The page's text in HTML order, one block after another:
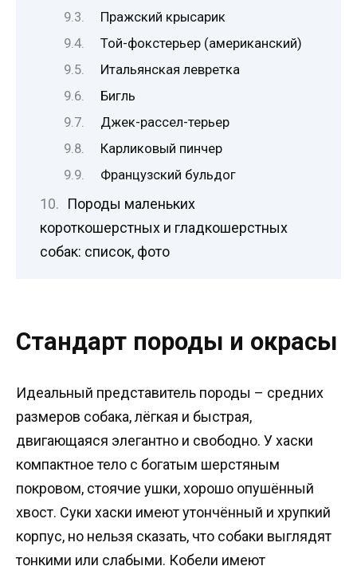
Пражский крысарик
Той-фокстерьер (американский)
Итальянская левретка
Бигль
Джек-рассел-терьер
Карликовый пинчер
Французский бульдог
Породы маленьких
короткошерстных и гладкошерстных
собак: список, фото
Стандарт породы и окрасы
Идеальный представитель породы – средних
размеров собака, лёгкая и быстрая,
двигающаяся элегантно и свободно. У хаски
компактное тело с богатым шерстяным
покровом, стоячие ушки, хорошо опушённый
хвост. Суки хаски имеют утончённый и хрупкий
корпус, но нельзя сказать, что собаки выглядят
тонкими или слабыми. Кобели имеют